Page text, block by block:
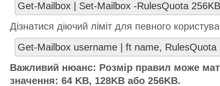
Get-Mailbox | Set-Mailbox -RulesQuota 256KB
Дізнатися діючий ліміт для певного
Get-Mailbox username | ft name, RulesQuota
Важливий нюанс: Розмір правил може
значення: 64 KB, 128KB або 256KB.